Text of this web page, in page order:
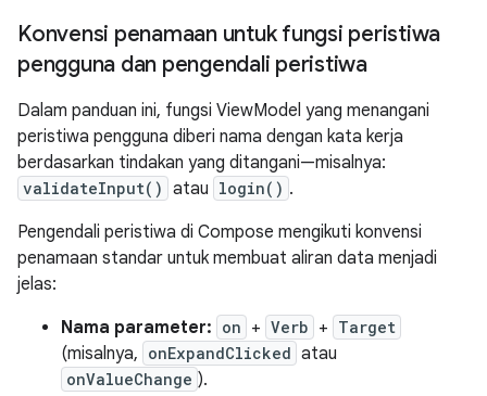
Konvensi penamaan untuk fungsi peristiwa
pengguna dan pengendali peristiwa
Dalam panduan ini, fungsi ViewModel yang menangani
peristiwa pengguna diberi nama dengan kata kerja
berdasarkan tindakan yang ditangani—misalnya:
validateInput() atau login() .
Pengendali peristiwa di Compose mengikuti konvensi
penamaan standar untuk membuat aliran data menjadi
jelas:
Nama parameter: on + Verb + Target
(misalnya, onExpandClicked atau
onValueChange ).